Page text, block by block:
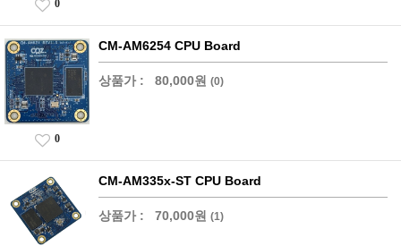
0
CM-AM6254 CPU Board
상품가 : 80,000원 (0)
0
CM-AM335x-ST CPU Board
상품가 : 70,000원 (1)